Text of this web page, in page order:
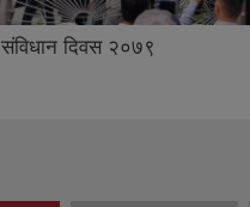
संविधान दिवस २०७९